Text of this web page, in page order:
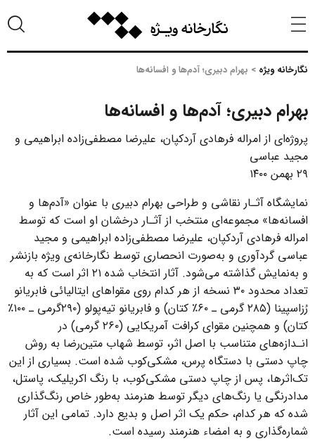
نگارخانه ویژه > بهرام دبیری؛ آدم‌ها و افسانه‌ها
بهرام دبیری؛ آدم‌ها و افسانه‌ها
پروژه‌ای از امراله فرهادی آردکپان، علیرضا مصطفی‌زاده ابراهیمی و
مجید عباسی
۲۹ بهمن ۱۴۰۰
نمایشگاه آثـار نقاشی و طراحی بهرام دبیری با عنوان «آدم‌ها و
افسانه‌ها» مجموعه‌ای منتخب از آثـار درخشان او است که توسط
امراله فرهادی آردکپان، علیرضا مصطفی‌زاده ابراهیمی و مجید
عباسی گردآوری و به‌صورت انحصاری توسط نگارخانه‌ی ویژه بازنشر
و به‌نمایش گذاشته می‌شود. آثار انتخاب شده ۲۱ اثر است که به
تعداد محدود ۳۰ نسخه از هر کدام روی مقواهای ایتالیائی فابریانو
رُزاسپینا (۲۸۵ گرمی ـ ۶۰٪ کتان) و فابریانو تیه‌پولو (۲۹۰گرمی ـ ۱۰۰٪
کتان) و همچنین مقوای کرافت آمریکایی (۲۶۰ گرمی) در
انـدازه‌های متناسب با اصل اثر، توسط شهاب متین‌رضا به روش
چاپ دستی با دستگاه پرس، مشکی‌کوب شده ‌است. بسیاری از این
تک‌اثرها، پس از چاپ دستی مشکی‌کوب، با رنگ اکریلیک، پاستل،
مدادرنگی یا رنگ‌های دیگر توسط هنرمند به‌طور خاص رنگ‌گذاری
شده که هر کدام، حکم یک اثر اصل و بدیع دارد. تمامی این آثار
شماره‌گذاری و به امضاء هنرمند رسیده ‌است.